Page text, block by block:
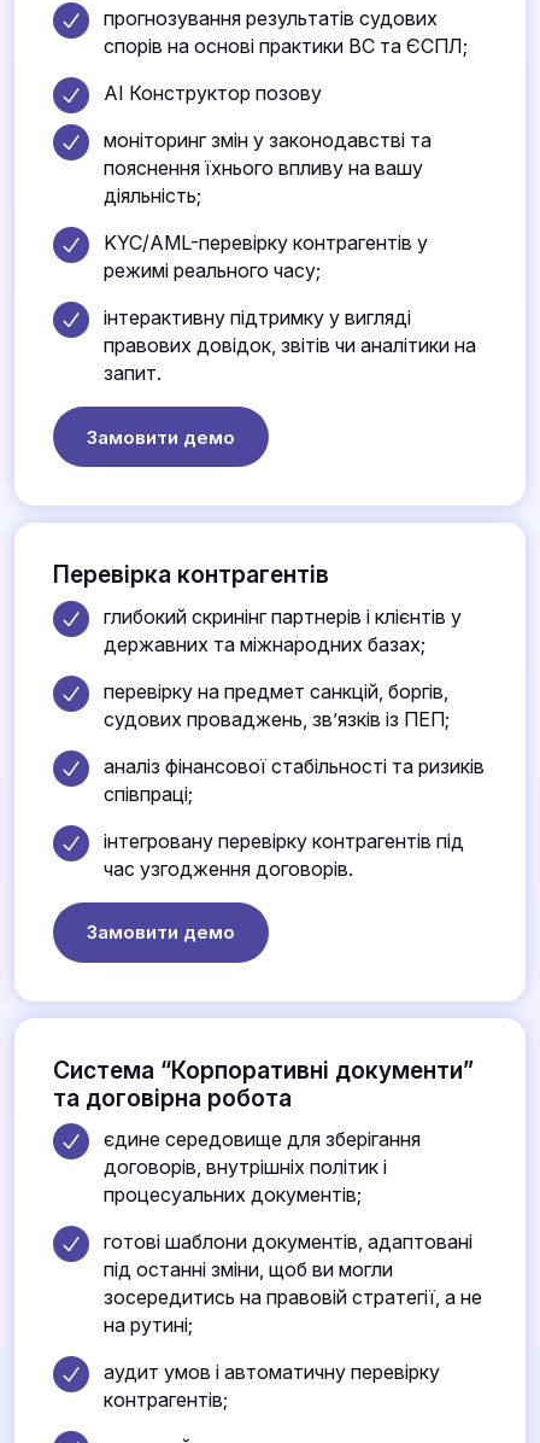
прогнозування результатів судових
спорів на основі практики ВС та ЄСПЛ;
AI Конструктор позову
моніторинг змін у законодавстві та
пояснення їхнього впливу на вашу
діяльність;
KYC/AML-перевірку контрагентів у
режимі реального часу;
інтерактивну підтримку у вигляді
правових довідок, звітів чи аналітики на
запит.
Замовити демо
Перевірка контрагентів
глибокий скринінг партнерів і клієнтів у
державних та міжнародних базах;
перевірку на предмет санкцій, боргів,
судових проваджень, зв’язків із ПЕП;
аналіз фінансової стабільності та ризиків
співпраці;
інтегровану перевірку контрагентів під
час узгодження договорів.
Замовити демо
Система “Корпоративні документи”
та договірна робота
єдине середовище для зберігання
договорів, внутрішніх політик і
процесуальних документів;
готові шаблони документів, адаптовані
під останні зміни, щоб ви могли
зосередитись на правовій стратегії, а не
на рутині;
аудит умов і автоматичну перевірку
контрагентів;